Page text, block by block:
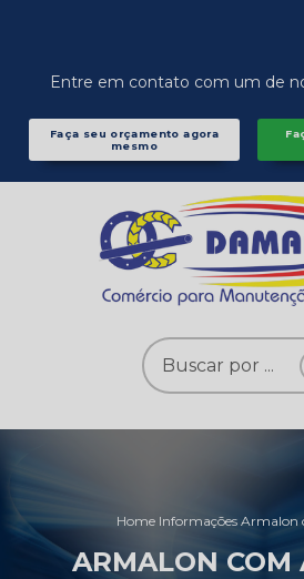
Entre em contato com um de
Faça seu orçamento agora
mesmo
Home Informações Armalon
ARMALON COM